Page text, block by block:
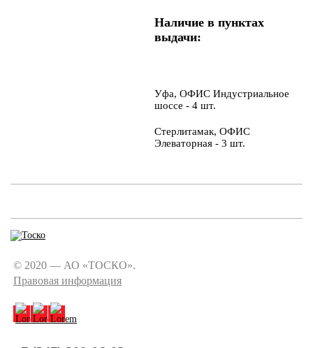
Наличие в пунктах
выдачи:
Уфа, ОФИС Индустриальное
шоссе - 4 шт.
Стерлитамак, ОФИС
Элеваторная - 3 шт.
© 2020 — АО «ТОСКО».
Правовая информация